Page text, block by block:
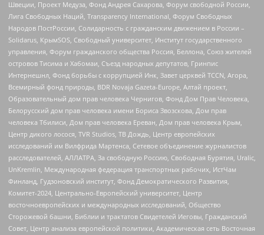
Швеции, Проект Медуза, Фонд Андрея Сахарова, Форум свободной России,
Лига Свободных Наций, Transparеncy International, Форум Свободных
Народов ПостРоссии, Солидарность с гражданским движением в России –
Solidarus, КрымSOS, Свободный университет, Институт государственного
управления, Форум гражданского общества Россия, Беллона, Союз жителей
островов Тисима и Хабомаи, Съезд народных депутатов, Гринпис
Интернешнл, Фонд борьбы с коррупцией Инк, Завет церквей TCCN, Агора,
Всемирный фонд природы, BDR Novaja Gazeta-Europe, Алтай проект,
Образовательный дом прав человека Чернигов, Фонд Дом Прав Человека,
Белорусский дом прав человека имени Бориса Звозскова, Дом прав
человека Тбилиси, Дом прав человека Ереван, Дом прав человека Крым,
Центр дикого лосося, TVR Studios, ТВ Дождь, Центр европейских
исследований им Вилфрида Мартенса, Сетевое объединение журналистов
расследователей, АЛЛАТРА, За свободную Россию, Свободная Бурятия, Uralic,
UnKremlin, Международная федерация транспортных рабочих, ИстЧам
Финланд, Гудзоновский институт, Фонд Демократического Развития,
Комитет-2024, Центрально-Европейский университет, Центр
восточноевропейских и международных исследований, Общество
Сторожевой башни, Библии и трактатов Свидетелей Иеговы, Гражданский
Совет, Центр анализа европейской политики, Академическая сеть Восточная